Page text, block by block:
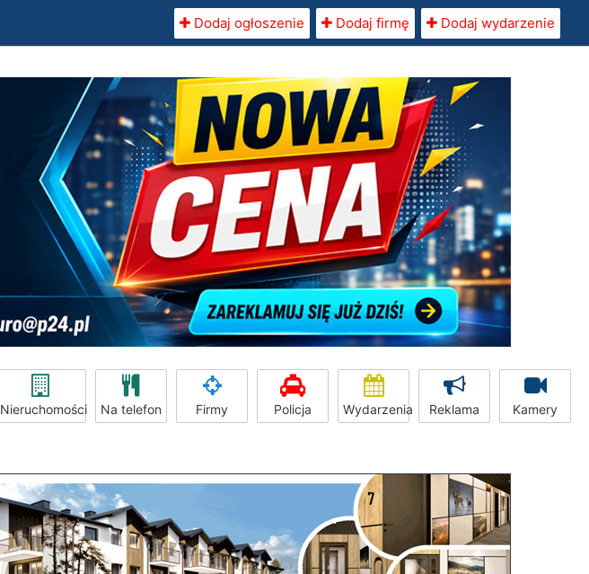
Dodaj ogłoszenie Dodaj firmę Dodaj wydarzenie
Nieruchomości Na telefon Firmy Policja Wydarzenia Reklama Kamery